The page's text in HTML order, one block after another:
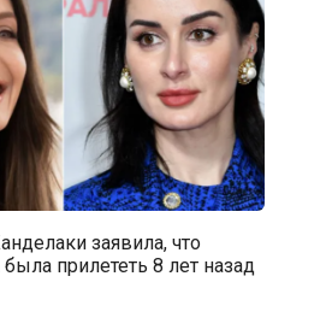
заявила, что
прилететь 8 лет назад